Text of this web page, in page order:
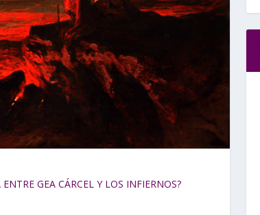
GEA CÁRCEL Y LOS INFIERNOS?